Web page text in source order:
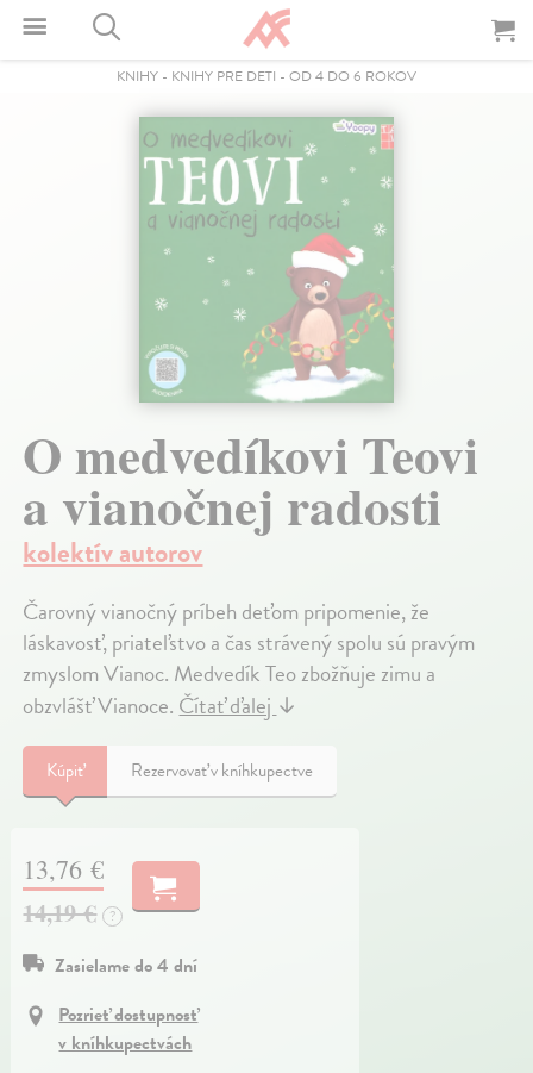
KNIHY - KNIHY PRE DETI - OD 4 DO 6 ROKOV
O medvedíkovi Teovi
a vianočnej radosti
kolektív autorov
Čarovný vianočný príbeh deťom pripomenie, že
láskavosť, priateľstvo a čas strávený spolu sú pravým
zmyslom Vianoc. Medvedík Teo zbožňuje zimu a
obzvlášť Vianoce.Čítať ďalej↓
Kúpiť Rezervovať v kníhkupectve
13,76 €
14,19 € ?
Zasielame do 4 dní
Pozrieť dostupnosť
v kníhkupectvách